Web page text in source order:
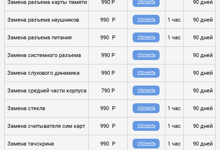
Замена разъема карты памяти 990 P УТОЧНИТЬ 90 дней
Замена разъема наушников 990 P УТОЧНИТЬ 1 час 90 дней
Замена разъема питания 990 P УТОЧНИТЬ 1 час 90 дней
Замена системного разъема 990 P УТОЧНИТЬ 90 дней
Замена слухового динамика 990 P УТОЧНИТЬ 90 дней
Замена средней части корпуса 790 P УТОЧНИТЬ 90 дней
Замена стекла 990 P УТОЧНИТЬ 1 час 90 дней
Замена считывателя сим карт 990 P УТОЧНИТЬ 1 час 90 дней
Замена тачскрина 990 P УТОЧНИТЬ 1 час 90 дней